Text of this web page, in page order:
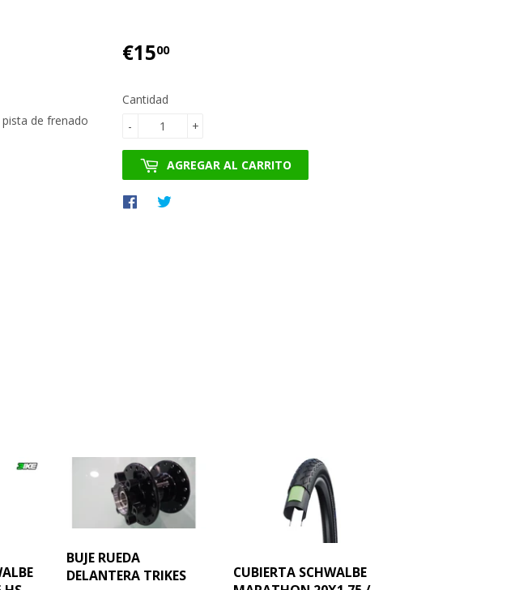
de frenado
€1500€15.00
Cantidad
+
-
AGREGAR AL CARRITO
Compartir
BUJE RUEDA
DELANTERA TRIKES
CUBIERTA SCHWALBE